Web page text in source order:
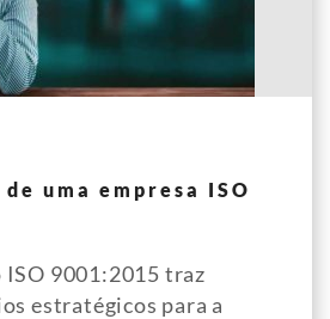
uma empresa ISO
9001:2015 traz
estratégicos para a